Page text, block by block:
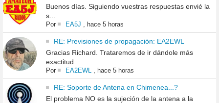
Buenos días. Siguiendo vuestras respuestas envié la
s...
Por EA5J hace 5 horas
RE: Previsiones de propagación: EA2EWL
Gracias Richard. Trataremos de ir dándole más
exactitud...
Por EA2EWL hace 5 horas
RE: Soporte de Antena en Chimenea...?
El problema NO es la sujeción de la antena a la